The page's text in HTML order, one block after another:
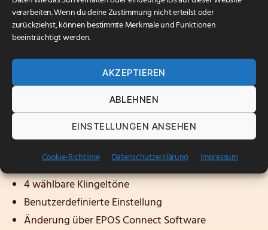
verarbeiten. Wenn du deine Zustimmung nicht erteilst oder
zurückziehst, können bestimmte Merkmale und Funktionen
beeinträchtigt werden.
AKZEPTIEREN
ABLEHNEN
EINSTELLUNGEN ANSEHEN
Cookie-Richtlinie Datenschutzerklärung Impressum
Teams
3CX kompatibel (nur Basic Features verfügbar)
Farbeinstellung
5 benutzerdefinierbare Farbeinstellungen
Änderung über EPOS Connect Software
Klingelton
4 wählbare Klingeltöne
Benutzerdefinierte Einstellung
Änderung über EPOS Connect Software